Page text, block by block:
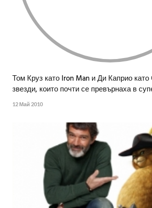
Том Круз като Iron Man и Ди Каприо
звезди, които почти се превърнаха в
12 Май 2010